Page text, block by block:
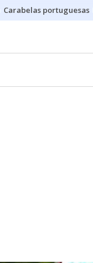
Carabelas portuguesas